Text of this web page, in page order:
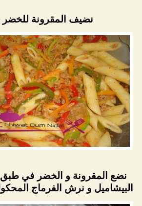
نضيف المقرونة
نضع المقرونة و الخضر في
البيشاميل و نرش الفرماج